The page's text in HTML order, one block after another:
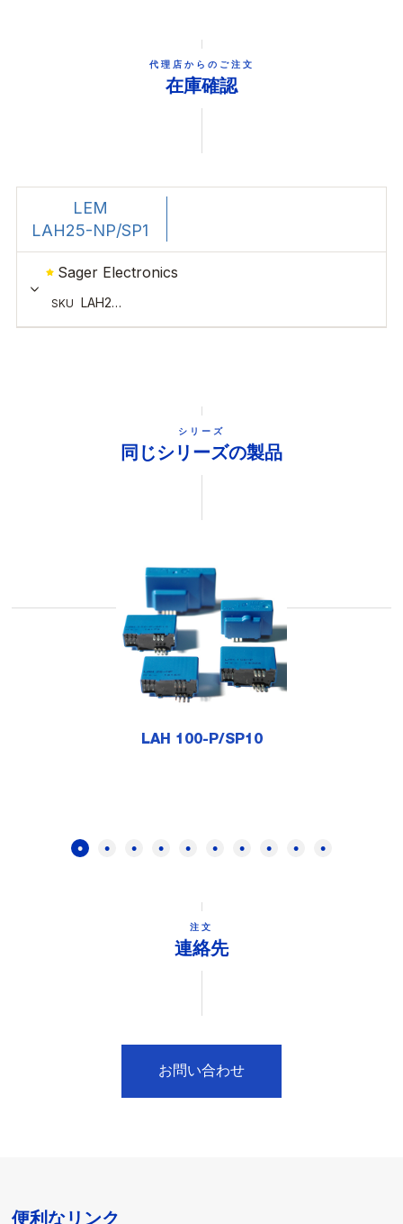
代理店からのご注文
在庫確認
シリーズ
同じシリーズの製品
LAH 100-P/SP10
注文
連絡先
お問い合わせ
便利なリンク